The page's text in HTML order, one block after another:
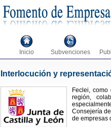
Inicio Subvenciones
Interlocución y
Feclei,
región,
Consejería
de empresas